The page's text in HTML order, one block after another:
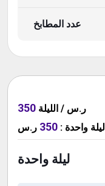
عدد المطابخ
350 ر.س / الليلة
ليلة واحدة :
350 ر.س
ليلة واحدة